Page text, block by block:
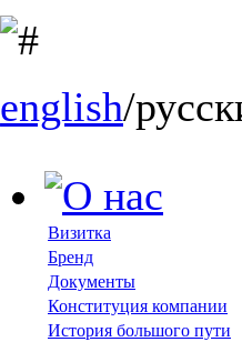
english/
Визитка
Бренд
Документы
Конституция компании
История большого пути